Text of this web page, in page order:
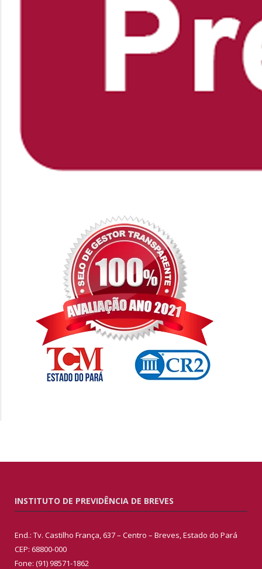
INSTITUTO DE PREVIDÊNCIA DE BREVES
End.: Tv. Castilho França, 637 – Centro – Breves, Estado do Pará
CEP: 68800-000
Fone: (91) 98571-1862